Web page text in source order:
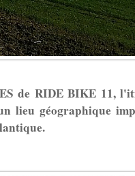
de RIDE BIKE 11,
lieu géographique